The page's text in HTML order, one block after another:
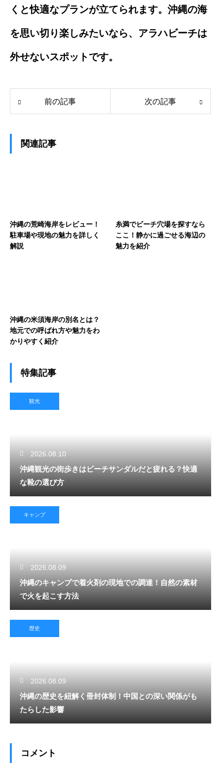
くと快適なプランが立てられます。沖縄の海
を思い切り楽しみたいなら、アラハビーチは
外せないスポットです。
前の記事 次の記事
関連記事
沖縄の荒崎海岸をレビュー！
駐車場や現地の魅力を詳しく
解説
糸満でビーチ穴場を探すなら
ここ！静かに過ごせる海辺の
魅力を紹介
沖縄の米須海岸の別名とは？
地元での呼ばれ方や魅力をわ
かりやすく紹介
特集記事
観光
2026.08.10
沖縄観光の街歩きはビーチサンダルだと疲れる？快適
な靴の選び方
キャンプ
2026.08.09
沖縄のキャンプで着火剤の現地での調達！自然の素材
で火を起こす方法
歴史
2026.08.09
沖縄の歴史を紐解く冊封体制！中国との深い関係がも
たらした影響
コメント